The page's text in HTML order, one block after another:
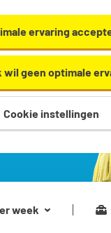
ervaring
wil geen optimale
Cookie instellingen
graag een handje in
week